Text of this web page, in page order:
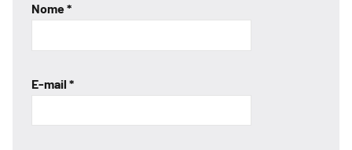
Nome*
E-mail *